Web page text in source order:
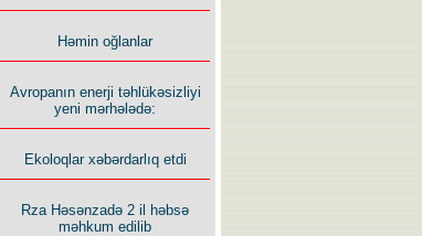
Həmin oğlanlar
Avropanın enerji təhlükəsizliyi
yeni mərhələdə:
Ekoloqlar xəbərdarlıq etdi
Rza Həsənzadə 2 il həbsə
məhkum edilib